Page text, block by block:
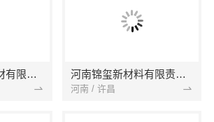
湖南美学筑家建材有限公司 河南锦玺新材料有限责任公司
河南 / 许昌